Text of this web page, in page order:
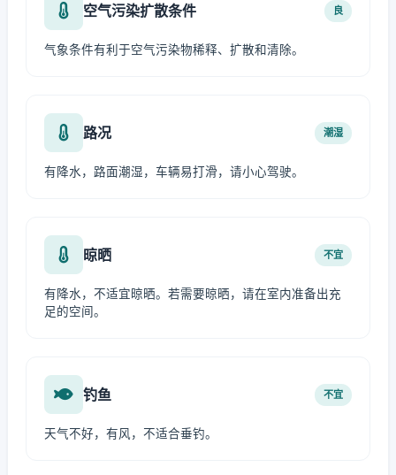
空气污染扩散条件 良
气象条件有利于空气污染物稀释、扩散和清除。
路况 潮湿
有降水，路面潮湿，车辆易打滑，请小心驾驶。
晾晒 不宜
有降水，不适宜晾晒。若需要晾晒，请在室内准备出充
足的空间。
钓鱼 不宜
天气不好，有风，不适合垂钓。